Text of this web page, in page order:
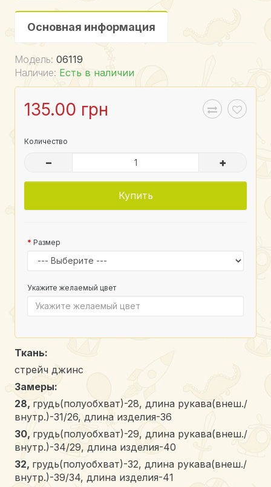
Основная информация
Модель: 06119
Наличие: Есть в наличии
135.00 грн
Количество
– +
Купить
Размер
Укажите желаемый цвет
Ткань:
стрейч джинс
Замеры:
28, грудь(полуобхват)-28, длина рукава(внеш./
внутр.)-31/26, длина изделия-36
30, грудь(полуобхват)-29, длина рукава(внеш./
внутр.)-34/29, длина изделия-40
32, грудь(полуобхват)-32, длина рукава(внеш./
внутр.)-39/34, длина изделия-41